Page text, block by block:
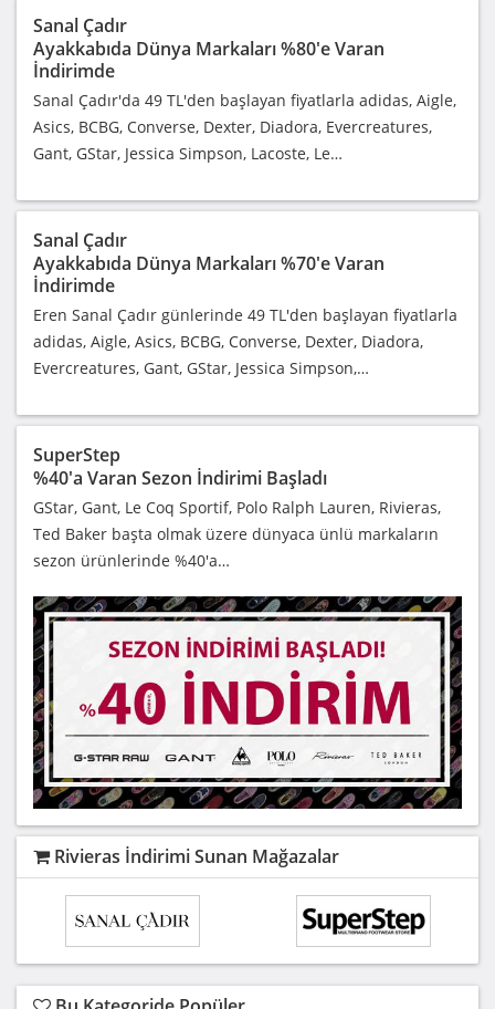
Sanal Çadır
Ayakkabıda Dünya Markaları %80'e Varan
İndirimde
Sanal Çadır'da 49 TL'den başlayan fiyatlarla adidas, Aigle,
Asics, BCBG, Converse, Dexter, Diadora, Evercreatures,
Gant, GStar, Jessica Simpson, Lacoste, Le…
Sanal Çadır
Ayakkabıda Dünya Markaları %70'e Varan
İndirimde
Eren Sanal Çadır günlerinde 49 TL'den başlayan fiyatlarla
adidas, Aigle, Asics, BCBG, Converse, Dexter, Diadora,
Evercreatures, Gant, GStar, Jessica Simpson,…
SuperStep
%40'a Varan Sezon İndirimi Başladı
GStar, Gant, Le Coq Sportif, Polo Ralph Lauren, Rivieras,
Ted Baker başta olmak üzere dünyaca ünlü markaların
sezon ürünlerinde %40'a…
Rivieras İndirimi Sunan Mağazalar